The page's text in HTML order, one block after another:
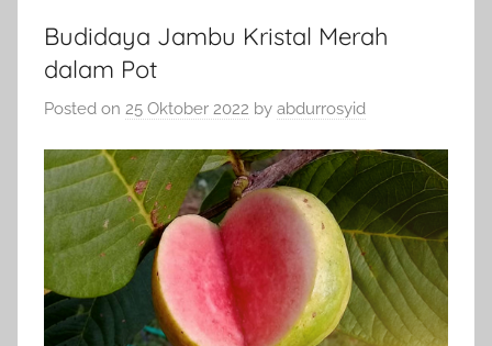
Budidaya Jambu Kristal Merah
dalam Pot
Posted on 25 Oktober 2022 by abdurrosyid